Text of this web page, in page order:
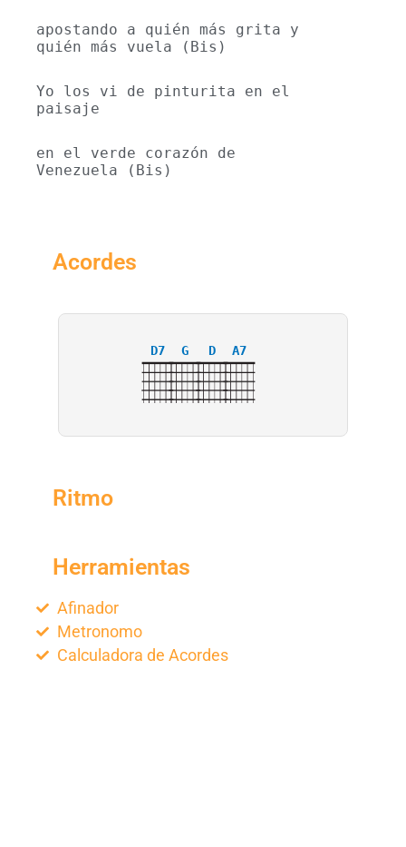
apostando a quién más grita y
quién más vuela (Bis)
Yo los vi de pinturita en el
paisaje
en el verde corazón de
Venezuela (Bis)
Acordes
D7 G D A7
Ritmo
Herramientas
Afinador
Metronomo
Calculadora de Acordes